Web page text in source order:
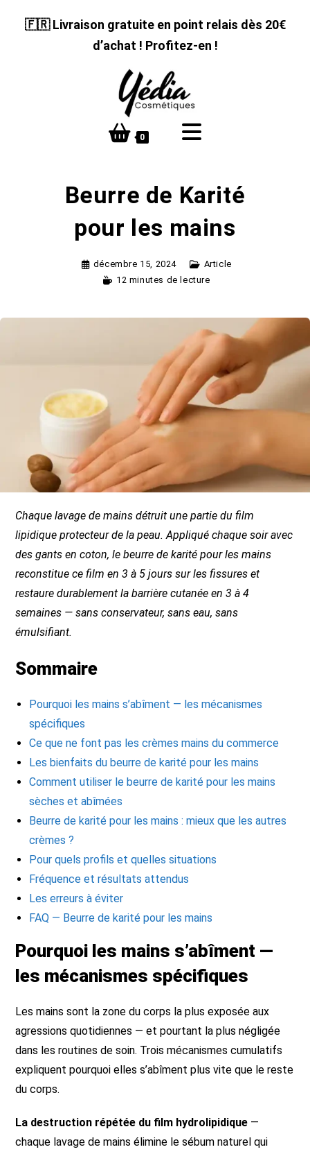
🇫🇷 Livraison gratuite en point relais dès 20€
d’achat ! Profitez-en !
0
Beurre de Karité
pour les mains
décembre 15, 2024
Article
12 minutes de lecture
Chaque lavage de mains détruit une partie du film
lipidique protecteur de la peau. Appliqué chaque soir avec
des gants en coton, le beurre de karité pour les mains
reconstitue ce film en 3 à 5 jours sur les fissures et
restaure durablement la barrière cutanée en 3 à 4
semaines — sans conservateur, sans eau, sans
émulsifiant.
Sommaire
Pourquoi les mains s’abîment — les mécanismes
spécifiques
Ce que ne font pas les crèmes mains du commerce
Les bienfaits du beurre de karité pour les mains
Comment utiliser le beurre de karité pour les mains
sèches et abîmées
Beurre de karité pour les mains : mieux que les autres
crèmes ?
Pour quels profils et quelles situations
Fréquence et résultats attendus
Les erreurs à éviter
FAQ — Beurre de karité pour les mains
Pourquoi les mains s’abîment —
les mécanismes spécifiques
Les mains sont la zone du corps la plus exposée aux
agressions quotidiennes — et pourtant la plus négligée
dans les routines de soin. Trois mécanismes cumulatifs
expliquent pourquoi elles s’abîment plus vite que le reste
du corps.
La destruction répétée du film hydrolipidique —
chaque lavage de mains élimine le sébum naturel qui